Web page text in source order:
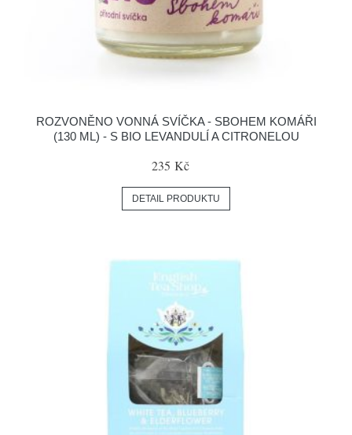
ROZVONĚNO VONNÁ SVÍČKA - SBOHEM KOMÁŘI
(130 ML) - S BIO LEVANDULÍ A CITRONELOU
235 Kč
DETAIL PRODUKTU